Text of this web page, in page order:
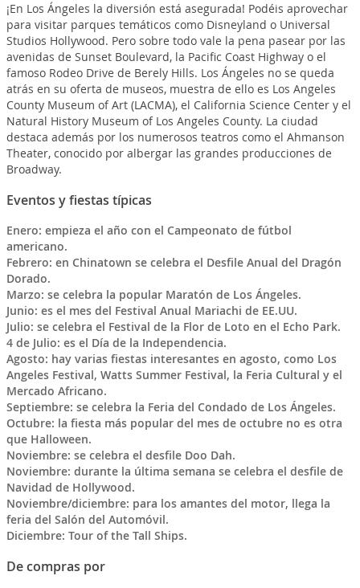
¡En Los Ángeles la diversión está asegurada! Podéis aprovechar
para visitar parques temáticos como Disneyland o Universal
Studios Hollywood. Pero sobre todo vale la pena pasear por las
avenidas de Sunset Boulevard, la Pacific Coast Highway o el
famoso Rodeo Drive de Berely Hills. Los Ángeles no se queda
atrás en su oferta de museos, muestra de ello es Los Angeles
County Museum of Art (LACMA), el California Science Center y el
Natural History Museum of Los Angeles County. La ciudad
destaca además por los numerosos teatros como el Ahmanson
Theater, conocido por albergar las grandes producciones de
Broadway.
Eventos y fiestas típicas
Enero: empieza el año con el Campeonato de fútbol
americano.
Febrero: en Chinatown se celebra el Desfile Anual del Dragón
Dorado.
Marzo: se celebra la popular Maratón de Los Ángeles.
Junio: es el mes del Festival Anual Mariachi de EE.UU.
Julio: se celebra el Festival de la Flor de Loto en el Echo Park.
4 de Julio: es el Día de la Independencia.
Agosto: hay varias fiestas interesantes en agosto, como Los
Angeles Festival, Watts Summer Festival, la Feria Cultural y el
Mercado Africano.
Septiembre: se celebra la Feria del Condado de Los Ángeles.
Octubre: la fiesta más popular del mes de octubre no es otra
que Halloween.
Noviembre: se celebra el desfile Doo Dah.
Noviembre: durante la última semana se celebra el desfile de
Navidad de Hollywood.
Noviembre/diciembre: para los amantes del motor, llega la
feria del Salón del Automóvil.
Diciembre: Tour of the Tall Ships.
De compras por